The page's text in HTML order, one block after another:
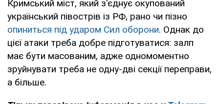
Кримський міст, який з'єднує окупований
український півострів із РФ, рано чи пізно
опиниться під ударом Сил оборони. Однак до
цієї атаки треба добре підготуватися: залп
має бути масованим, адже одномоментно
зруйнувати треба не одну-дві секції переправи,
а більше.